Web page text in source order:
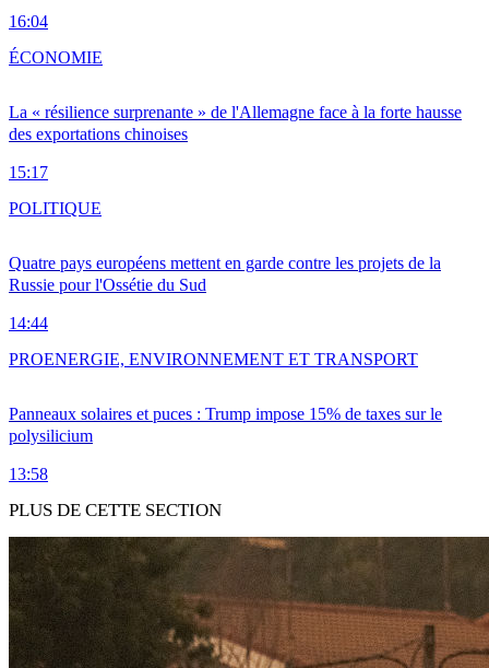
16:04
La « résilience surprenante » de l'Allemagne face à la forte hausse
des exportations chinoises
15:17
ÉCONOMIE
Quatre pays européens mettent en garde contre les projets de la
Russie pour l'Ossétie du Sud
14:44
POLITIQUE
Panneaux solaires et puces : Trump impose 15% de taxes sur le
polysilicium
13:58
PROENERGIE, ENVIRONNEMENT ET TRANSPORT
PLUS DE CETTE SECTION